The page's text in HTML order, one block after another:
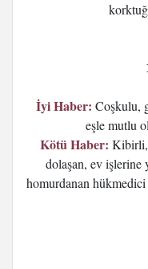
İyi Haber: Coşkulu,
eşle mutlu
Kötü Haber: Kibirli,
dolaşan, ev işlerine
homurdanan